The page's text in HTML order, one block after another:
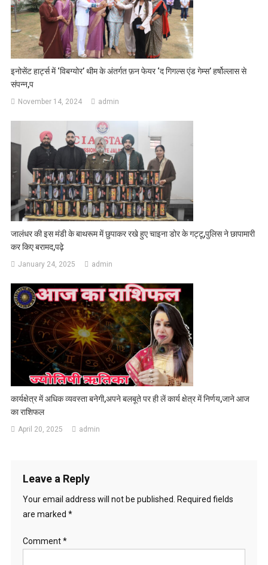
इनोसेंट हार्ट्स में ‘विबग्योर’ थीम के अंतर्गत फ़न फेयर ‘द गिगल्स एंड गेम्स’ हर्षोल्लास से
संपन्न,प
November 14, 2024 admin
जालंधर की इस मंडी के बाथरूम में छुपाकर रखे हुए चाइना डोर के गट्टू,पुलिस ने छापामारी
कर किए बरामद,पढ़े
January 24, 2025 admin
कार्यक्षेत्र में अधिक व्यवस्ता बनेगी,अपने बलबूते पर ही लें कार्य क्षेत्र में निर्णय,जाने आज
का राशिफल
April 20, 2025 admin
Leave a Reply
Your email address will not be published.
Required fields
are marked *
Comment*